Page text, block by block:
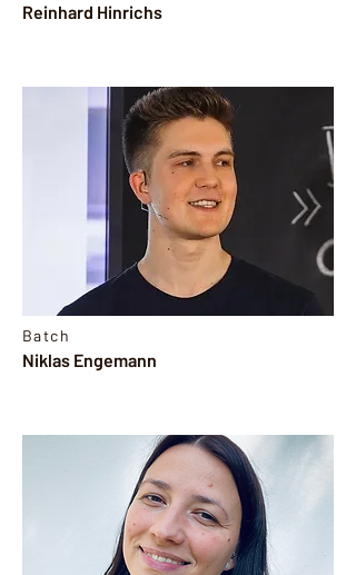
Reinhard Hinrichs
Batch
Niklas Engemann